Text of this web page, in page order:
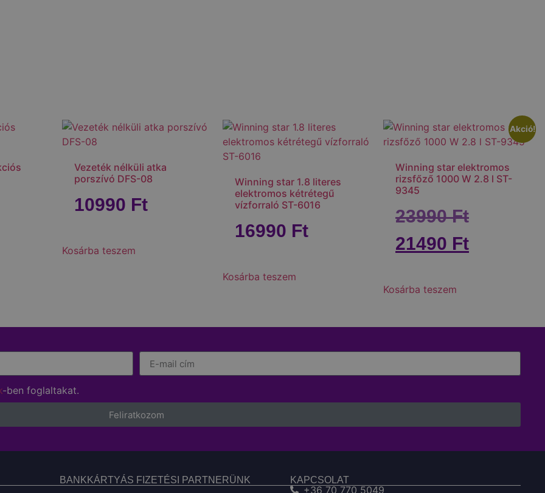
Vezeték nélküli atka
porszívó DFS-08
10990 Ft
Kosárba teszem
Winning star 1.8 literes
elektromos kétrétegű
vízforraló ST-6016
16990 Ft
Kosárba teszem
Akció!
Winning star elektromos
rizsfőző 1000 W 2.8 l ST-
9345
23990Ft
21490 Ft
Kosárba teszem
-ben foglaltakat.
Feliratkozom
BANKKÁRTYÁS FIZETÉSI PARTNERÜNK KAPCSOLAT
+36 70 770 5049